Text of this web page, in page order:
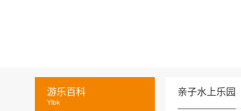
游乐百科
Ylbk
亲子水上乐园